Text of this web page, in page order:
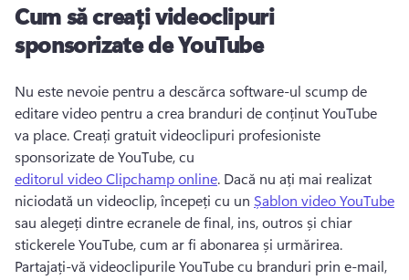
Cum să creați videoclipuri
sponsorizate de YouTube
Nu este nevoie pentru a descărca software-ul scump de
editare video pentru a crea branduri de conținut YouTube
va place. Creați gratuit videoclipuri profesioniste
sponsorizate de YouTube, cu
editorul video Clipchamp online. Dacă nu ați mai realizat
niciodată un videoclip, începeți cu un Șablon video YouTube
sau alegeți dintre ecranele de final, ins, outros și chiar
Partajați-vă videoclipurile YouTube cu branduri prin e-mail,